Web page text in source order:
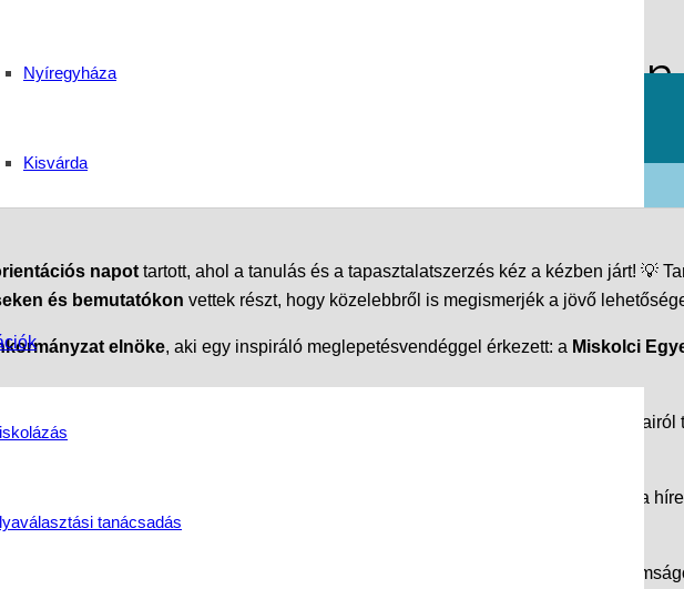
Nyíregyháza
Kisvárda
tanácsadás
a Szent Bazil
fejlődés!
napot tartott, ahol a tanulás és a tapasztalatszerzés kéz a kézben járt! 💡
és bemutatókon vettek részt, hogy közelebbről is megismerjék a jövő
elnöke, aki egy inspiráló meglepetésvendéggel érkezett: a Miskolci
💆‍♀️
jótékony hatásairól
, ahol bepillantást nyertek a vendéglátás világába – a különteremtől a
vendégteret, hanem a
is felfedezhették – ahol a